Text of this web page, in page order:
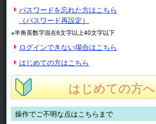
マイページ 注文履歴
抽選結果
請求内容
チケット
くらしのサービス
このサイトの使い方
マイページ
パスワードを忘れた方はこちら
（パスワード再設定）
※半角英数字混在6文字以上40文字以下
ログインできない場合はこちら
はじめての方はこちら
はじめての方へ
操作でご不明な点はこちらまで